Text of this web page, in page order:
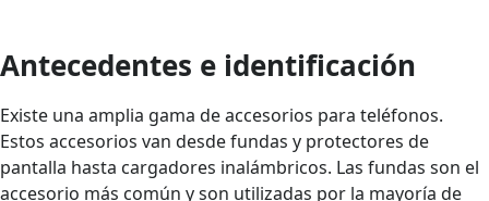
Antecedentes e identificación
Existe una amplia gama de accesorios para teléfonos.
Estos accesorios van desde fundas y protectores de
pantalla hasta cargadores inalámbricos. Las fundas son el
accesorio más común y son utilizadas por la mayoría de